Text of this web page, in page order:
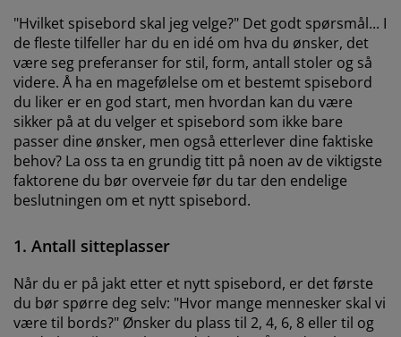
"Hvilket spisebord skal jeg velge?" Det godt spørsmål... I
de fleste tilfeller har du en idé om hva du ønsker, det
være seg preferanser for stil, form, antall stoler og så
videre. Å ha en magefølelse om et bestemt spisebord
du liker er en god start, men hvordan kan du være
sikker på at du velger et spisebord som ikke bare
passer dine ønsker, men også etterlever dine faktiske
behov? La oss ta en grundig titt på noen av de viktigste
faktorene du bør overveie før du tar den endelige
beslutningen om et nytt spisebord.
1. Antall sitteplasser
Når du er på jakt etter et nytt spisebord, er det første
du bør spørre deg selv: "Hvor mange mennesker skal vi
være til bords?" Ønsker du plass til 2, 4, 6, 8 eller til og